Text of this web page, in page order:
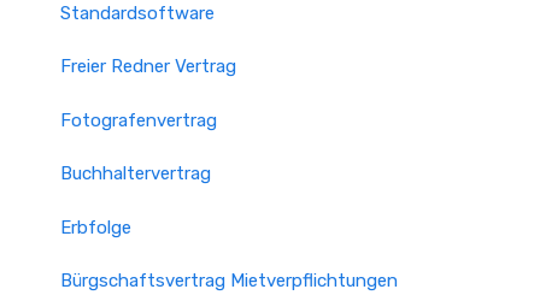
Standardsoftware
Freier Redner Vertrag
Fotografenvertrag
Buchhaltervertrag
Erbfolge
Bürgschaftsvertrag Mietverpflichtungen